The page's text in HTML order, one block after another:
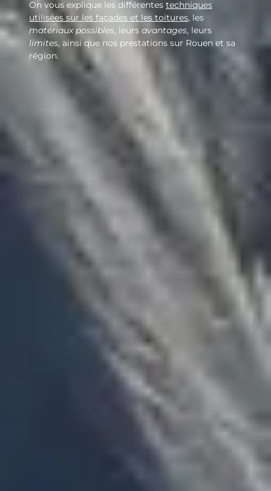
On vous explique les différentes techniques
utilisées sur les façades et les toitures, les
matériaux possibles, leurs avantages, leurs
limites, ainsi que nos prestations sur Rouen et sa
région.